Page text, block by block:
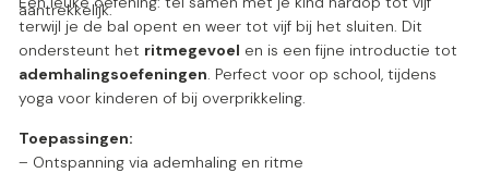
aantrekkelijk.
terwijl je de bal opent en weer tot vijf bij het sluiten. Dit
ondersteunt het ritmegevoel en is een fijne introductie tot
ademhalingsoefeningen. Perfect voor op school, tijdens
yoga voor kinderen of bij overprikkeling.
Toepassingen:
– Ontspanning via ademhaling en ritme